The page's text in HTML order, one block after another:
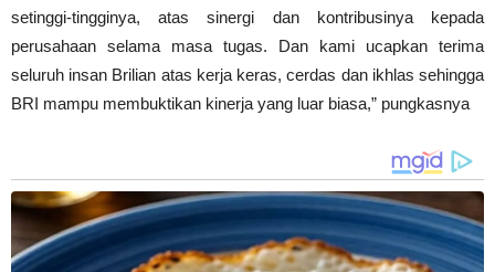
setinggi-tingginya, atas sinergi dan kontribusinya kepada
perusahaan selama masa tugas. Dan kami ucapkan terima
seluruh insan Brilian atas kerja keras, cerdas dan ikhlas sehingga
BRI mampu membuktikan kinerja yang luar biasa,” pungkasnya